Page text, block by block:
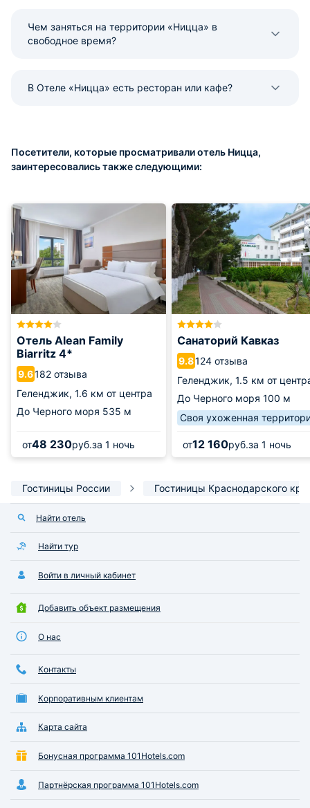
Чем заняться на территории «Ницца» в
свободное время?
В Отеле «Ницца» есть ресторан или кафе?
Посетители, которые просматривали отель Ницца,
заинтересовались также следующими:
Отель Alean Family
Biarritz 4*
9.6182 отзыва
Геленджик, 1.6 км от центра
До Черного моря 535 м
от48 230руб.за 1 ночь
Санаторий Кавказ
9.8124 отзыва
Геленджик, 1.5 км от
До Черного моря 100 м
Своя ухоженная
от12 160руб.за 1 ночь
Гостиницы России Гостиницы Краснодарского
Найти отель
Найти тур
Войти в личный кабинет
Добавить объект размещения
О нас
Контакты
Корпоративным клиентам
Карта сайта
Бонусная программа 101Hotels.com
Партнёрская программа 101Hotels.com